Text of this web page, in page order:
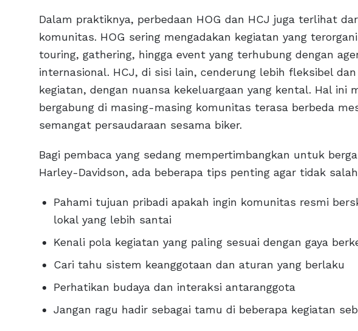
Dalam praktiknya, perbedaan HOG dan HCJ juga terlihat
komunitas. HOG sering mengadakan kegiatan yang
touring, gathering, hingga event yang terhubung dengan
internasional. HCJ, di sisi lain, cenderung lebih fleksibel
kegiatan, dengan nuansa kekeluargaan yang kental. Hal ini
bergabung di masing-masing komunitas terasa berbeda
semangat persaudaraan sesama biker.
Bagi pembaca yang sedang mempertimbangkan untuk
Harley-Davidson, ada beberapa tips penting agar tidak
Pahami tujuan pribadi apakah ingin komunitas resmi
lokal yang lebih santai
Kenali pola kegiatan yang paling sesuai dengan gaya
Cari tahu sistem keanggotaan dan aturan yang berlaku
Perhatikan budaya dan interaksi antaranggota
Jangan ragu hadir sebagai tamu di beberapa kegiatan